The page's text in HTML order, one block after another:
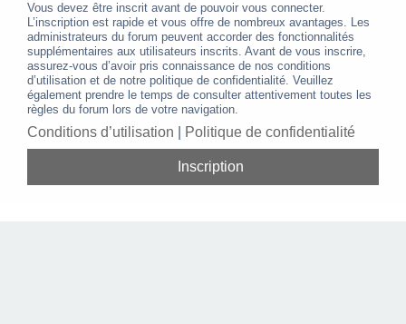
Vous devez être inscrit avant de pouvoir vous connecter.
L’inscription est rapide et vous offre de nombreux avantages. Les
administrateurs du forum peuvent accorder des fonctionnalités
supplémentaires aux utilisateurs inscrits. Avant de vous inscrire,
assurez-vous d’avoir pris connaissance de nos conditions
d’utilisation et de notre politique de confidentialité. Veuillez
également prendre le temps de consulter attentivement toutes les
règles du forum lors de votre navigation.
Conditions d’utilisation Politique de confidentialité
Inscription